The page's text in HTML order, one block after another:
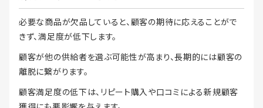
必要な商品が欠品していると、顧客の期待に応えることがで
きず、満足度が低下します。
顧客が他の供給者を選ぶ可能性が高まり、長期的には顧客の
離脱に繋がります。
顧客満足度の低下は、リピート購入や口コミによる新規顧客